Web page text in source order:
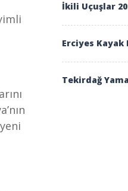
İkili Uçuşlar
Erciyes Kayak
Tekirdağ